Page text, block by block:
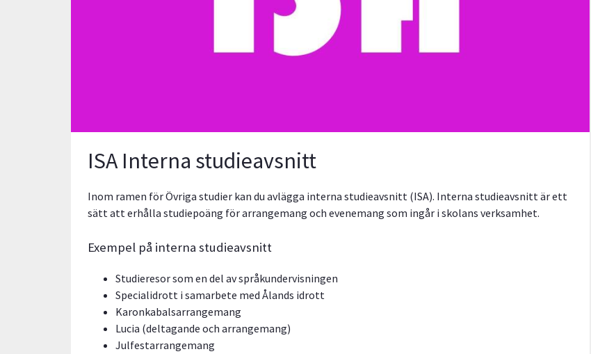
ISA Interna studieavsnitt
Inom ramen för Övriga studier kan du avlägga interna studieavsnitt (ISA). Interna studieavsnitt är ett
sätt att erhålla studiepoäng för arrangemang och evenemang som ingår i skolans verksamhet.
Exempel på interna studieavsnitt
Studieresor som en del av språkundervisningen
Specialidrott i samarbete med Ålands idrott
Karonkabalsarrangemang
Lucia (deltagande och arrangemang)
Julfestarrangemang